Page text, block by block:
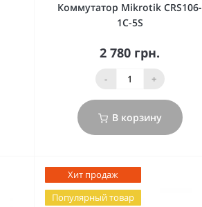
Коммутатор Mikrotik CRS106-
1C-5S
2 780 грн.
- +
В корзину
Хит продаж
Популярный товар